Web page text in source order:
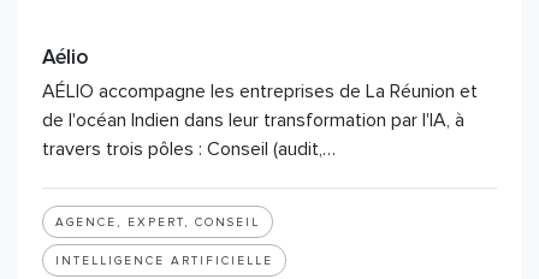
Aélio
AÉLIO accompagne les entreprises de La Réunion et
de l'océan Indien dans leur transformation par l'IA, à
travers trois pôles : Conseil (audit,…
AGENCE, EXPERT, CONSEIL
INTELLIGENCE ARTIFICIELLE